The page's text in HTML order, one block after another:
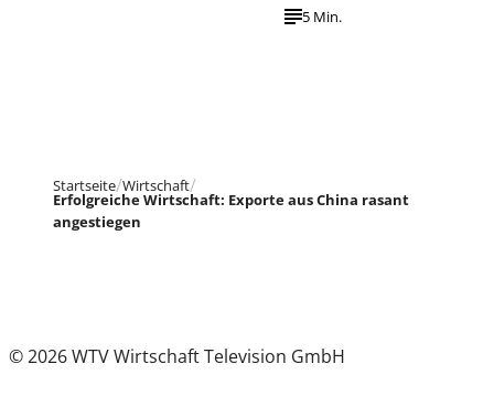
5 Min.
Startseite Wirtschaft
Erfolgreiche Wirtschaft: Exporte aus China rasant
angestiegen
© 2026 WTV Wirtschaft Television GmbH